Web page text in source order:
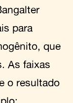
para
que
As faixas
o resultado